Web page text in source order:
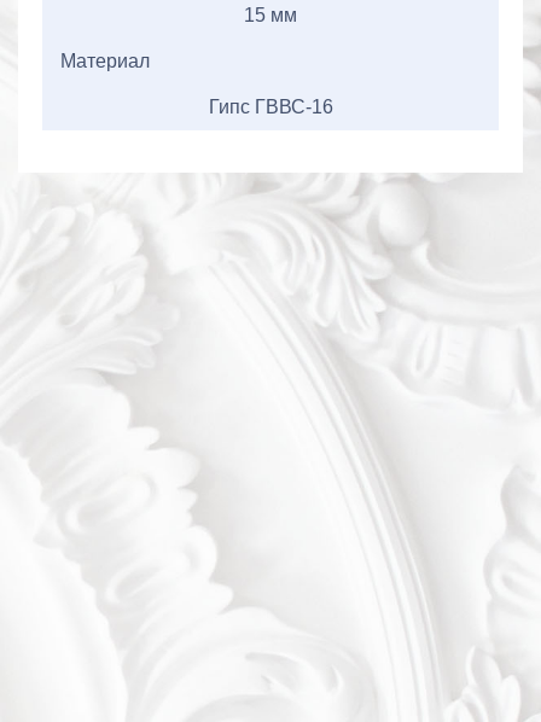
15 мм
Материал
Гипс ГВВС-16